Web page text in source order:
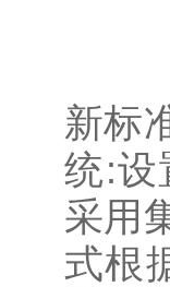
新标
统:设
采用
式根